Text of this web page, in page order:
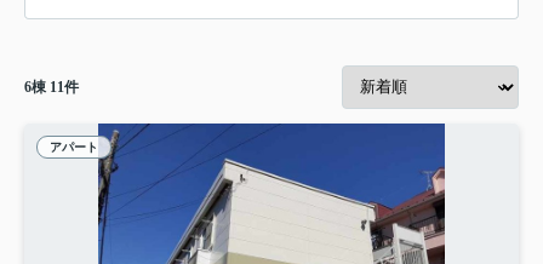
6棟 11件
アパート